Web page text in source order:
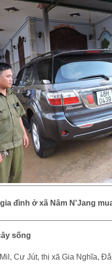
gia đình ở xã Nâm N'Jang
sống
Cư Jút, thị xã Gia Nghĩa,